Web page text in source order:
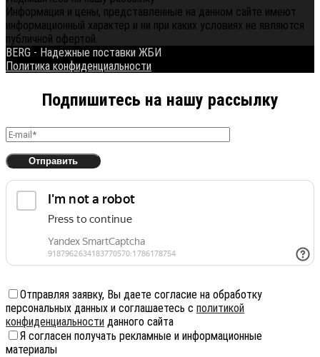
Информация и цены, представленные на данном сайте имеют
информационный характер и ни при каких условиях не являются
публичной офертой.
BERG - Надежные поставки ЖБИ
Политика конфиденциальности
Подпишитесь на нашу рассылку
Отправляя заявку, Вы даете согласие на обработку
персональных данных и соглашаетесь с политикой
конфиденциальности данного сайта
Я согласен получать рекламные и информационные
материалы